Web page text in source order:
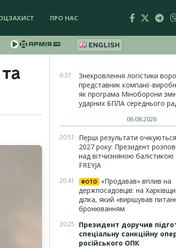
ПРО НАС
ENGLISH
6:37
Знекровлення логістики
представник компанії-
як програма Міноборони
ударних БПЛА середнього
06.08.2026
20:51
Перші результати
2027 року: Президент
над вітчизняною
FREYJA
20:41 ФОТО
«Продавав» вплив на
держпосадовців: на
ділка, який «вирішував
бронюванням
20:25
Президент доручив
спеціальну санкційну
російського ОПК